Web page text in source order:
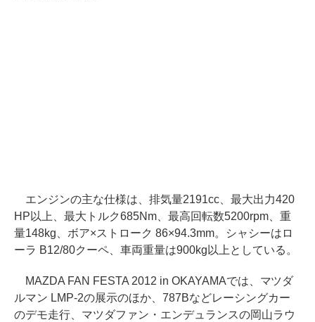
エンジンの主な仕様は、排気量2191cc、最大出力420
HP以上、最大トルク685Nm、最高回転数5200rpm、重
量148kg、ボア×ストローク 86×94.3mm。シャシーはロ
ーラ B12/80クーペ、車両重量は900kg以上としている。
MAZDA FAN FESTA 2012 in OKAYAMAでは、マツダ
ルマン LMP-2の展示のほか、787Bなどレーシングカー
のデモ走行、マツダファン・エンデュランスの岡山ラウ